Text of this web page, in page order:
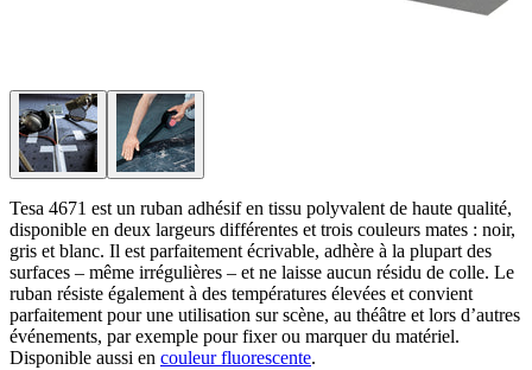
Tesa 4671 est un ruban adhésif en tissu polyvalent de haute qualité,
disponible en deux largeurs différentes et trois couleurs mates : noir,
gris et blanc. Il est parfaitement écrivable, adhère à la plupart des
surfaces – même irrégulières – et ne laisse aucun résidu de colle. Le
ruban résiste également à des températures élevées et convient
parfaitement pour une utilisation sur scène, au théâtre et lors d’autres
événements, par exemple pour fixer ou marquer du matériel.
Disponible aussi en couleur fluorescente.